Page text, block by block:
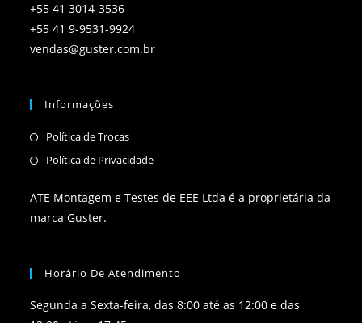
+55 41 3014-3536
+55 41 9-9531-9924
vendas@guster.com.br
Informações
Política de Trocas
Política de Privacidade
ATE Montagem e Testes de EEE Ltda é a proprietária da
marca Guster.
Horário De Atendimento
Segunda a Sexta-feira, das 8:00 até as 12:00 e das